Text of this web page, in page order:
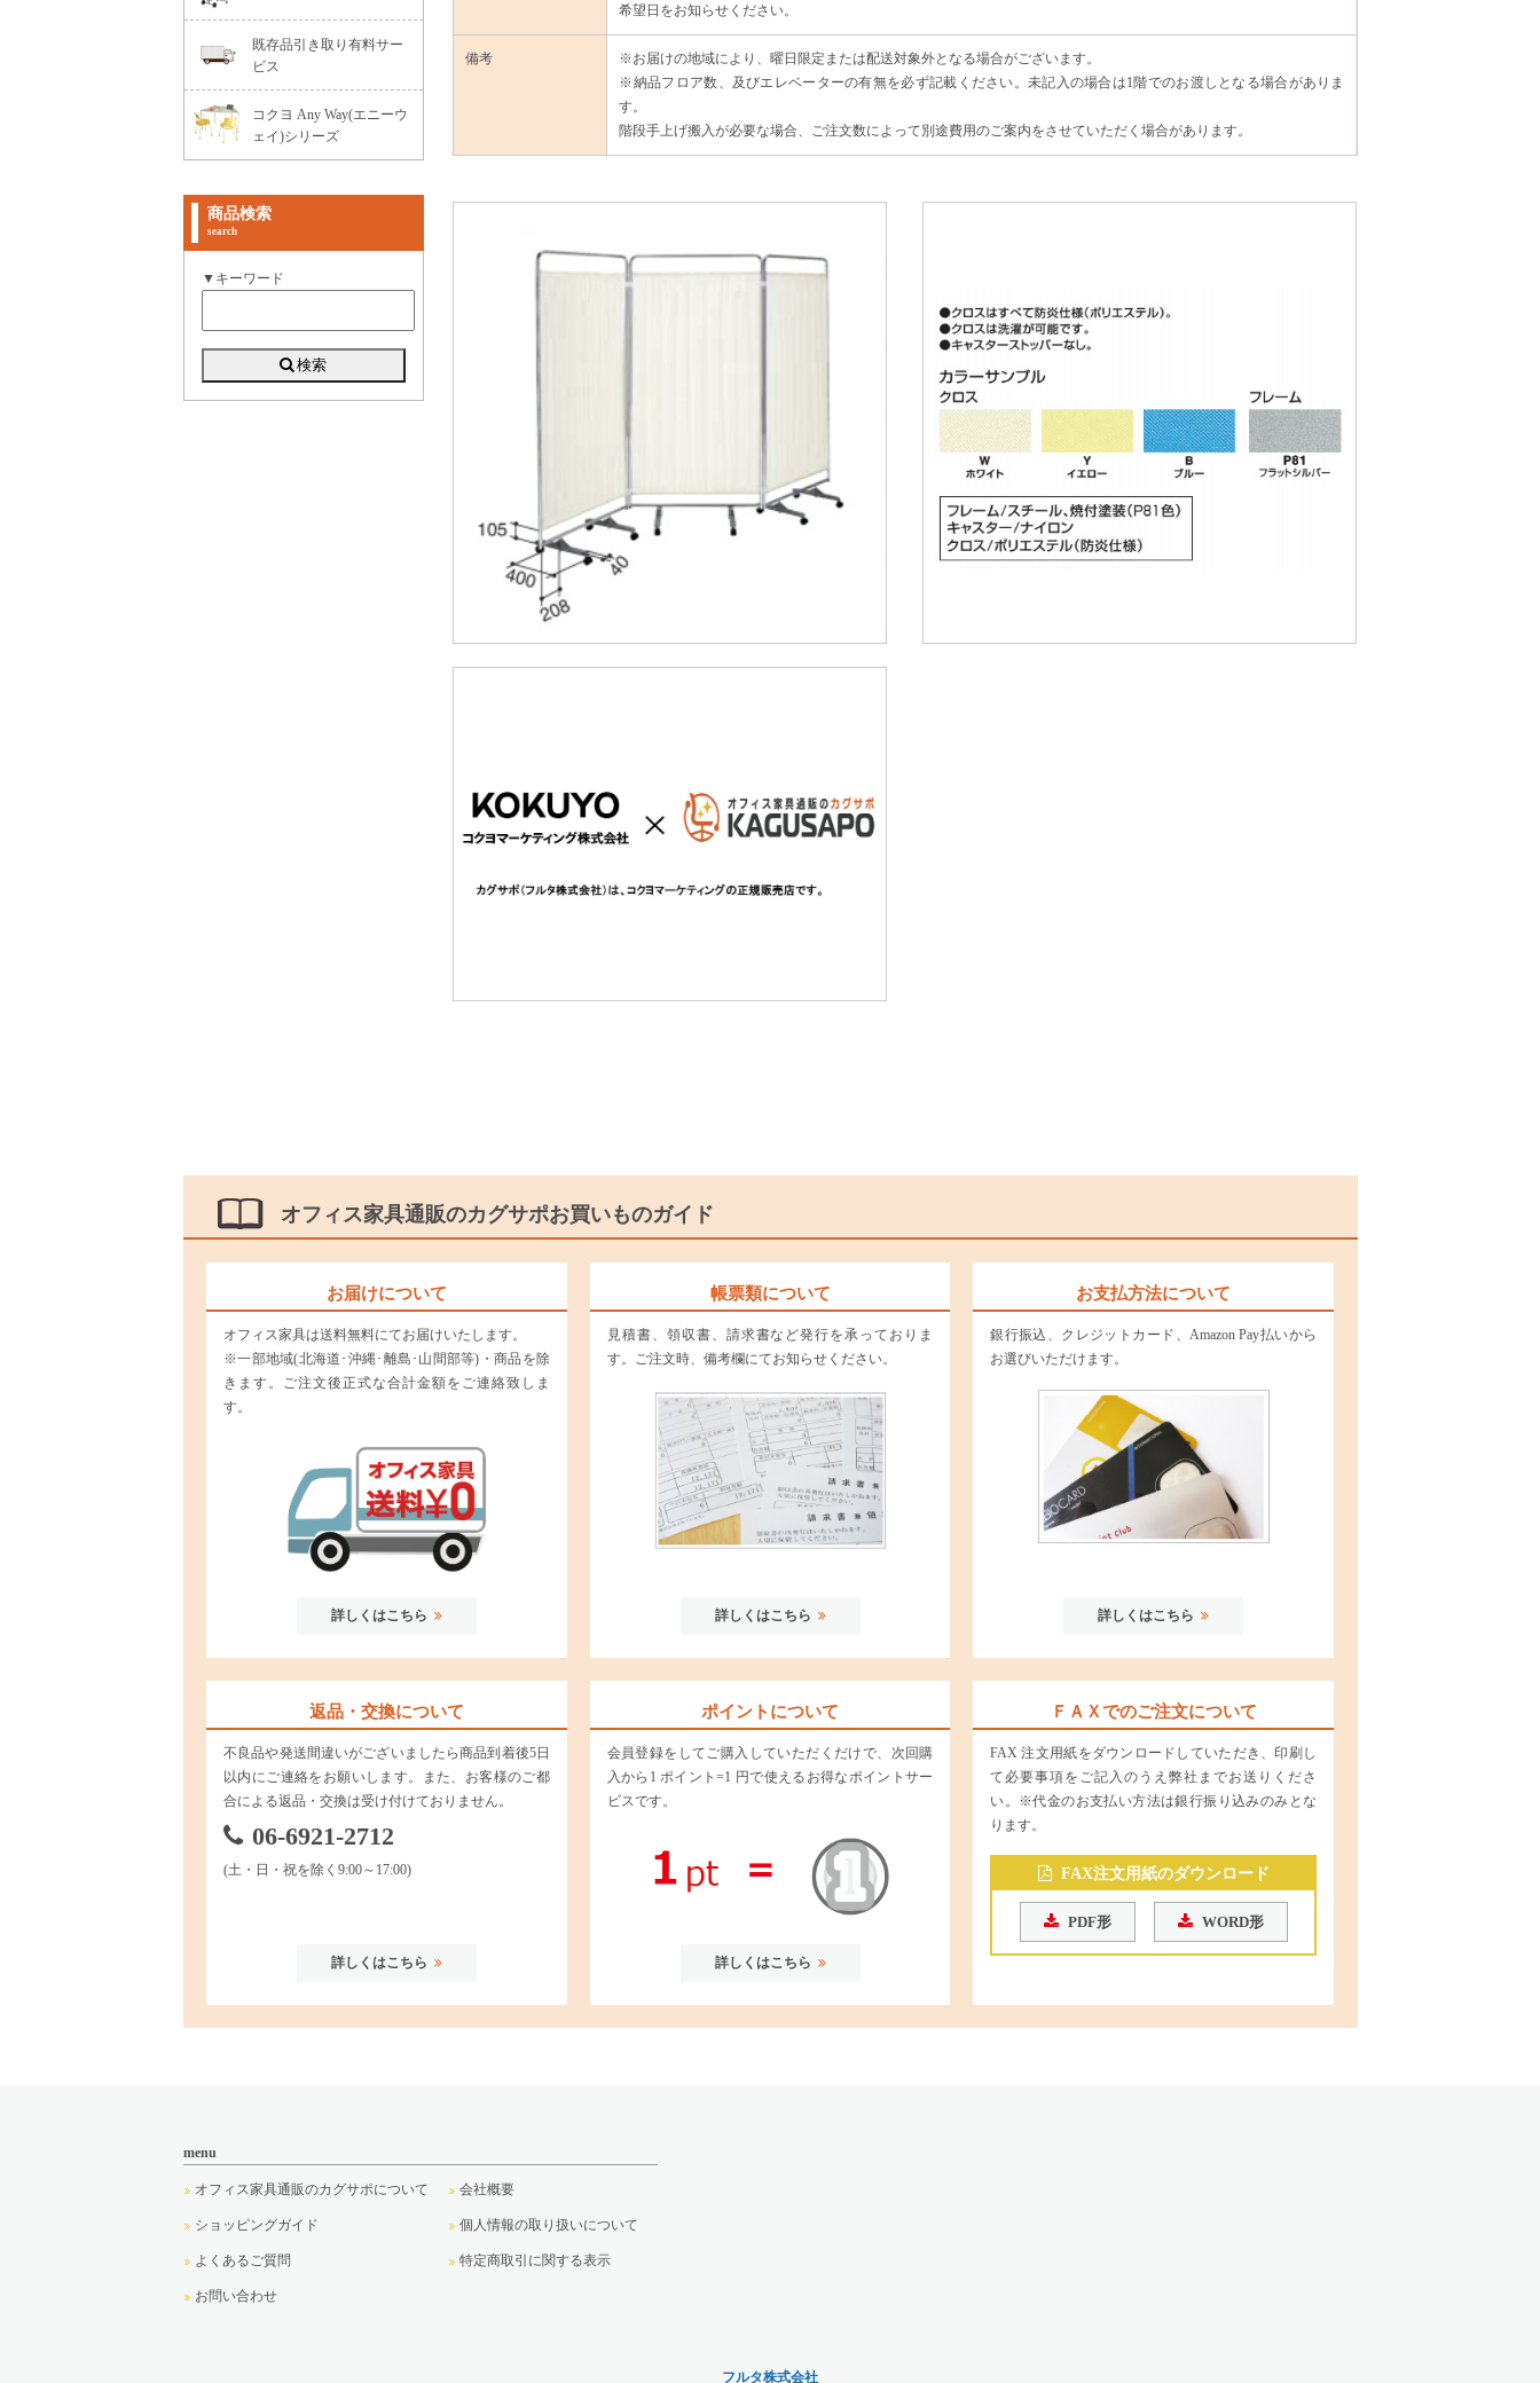
希望日をお知らせください。
備考
※お届けの地域により、曜日限定または配送対象外となる場合がございます。
※納品フロア数、及びエレベーターの有無を必ず記載ください。未記入の場合は1階でのお渡しとなる場合がありま
す。
階段手上げ搬入が必要な場合、ご注文数によって別途費用のご案内をさせていただく場合があります。
既存品引き取り有料サー
ビス
コクヨ Any Way(エニーウ
ェイ)シリーズ
商品検索
search
▼キーワード
オフィス家具通販のカグサポお買いものガイド
お届けについて
オフィス家具は送料無料にてお届けいたします。
※一部地域(北海道･沖縄･離島･山間部等)・商品を除
きます。ご注文後正式な合計金額をご連絡致しま
す。
詳しくはこちら
帳票類について
見積書、領収書、請求書など発行を承っておりま
す。ご注文時、備考欄にてお知らせください。
詳しくはこちら
お支払方法について
銀行振込、クレジットカード、Amazon Pay払いから
お選びいただけます。
詳しくはこちら
返品・交換について
不良品や発送間違いがございましたら商品到着後5日
以内にご連絡をお願いします。また、お客様のご都
合による返品・交換は受け付けておりません。
06-6921-2712
(土・日・祝を除く9:00～17:00)
詳しくはこちら
ポイントについて
会員登録をしてご購入していただくだけで、次回購
入から1 ポイント=1 円で使えるお得なポイントサー
ビスです。
詳しくはこちら
ＦＡＸでのご注文について
FAX 注文用紙をダウンロードしていただき、印刷し
て必要事項をご記入のうえ弊社までお送りくださ
い。※代金のお支払い方法は銀行振り込みのみとな
ります。
FAX注文用紙のダウンロード
PDF形 WORD形
menu
オフィス家具通販のカグサポについて
ショッピングガイド
よくあるご質問
お問い合わせ
会社概要
個人情報の取り扱いについて
特定商取引に関する表示
フルタ株式会社